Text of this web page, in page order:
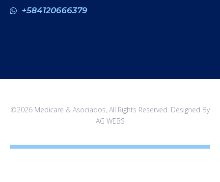
+584120666379
©2026 Medicare & Asociados, All Rights Reserved. Designed By
AG WEBS